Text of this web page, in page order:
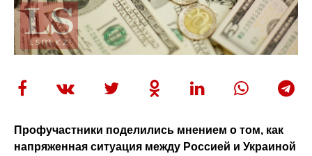
Профучастники поделились мнением о том, как
напряженная ситуация между Россией и Украиной